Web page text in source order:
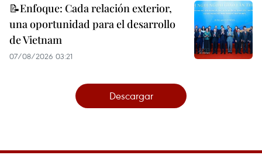
📝Enfoque: Cada relación exterior,
una oportunidad para el desarrollo
de Vietnam
07/08/2026 03:21
Descargar